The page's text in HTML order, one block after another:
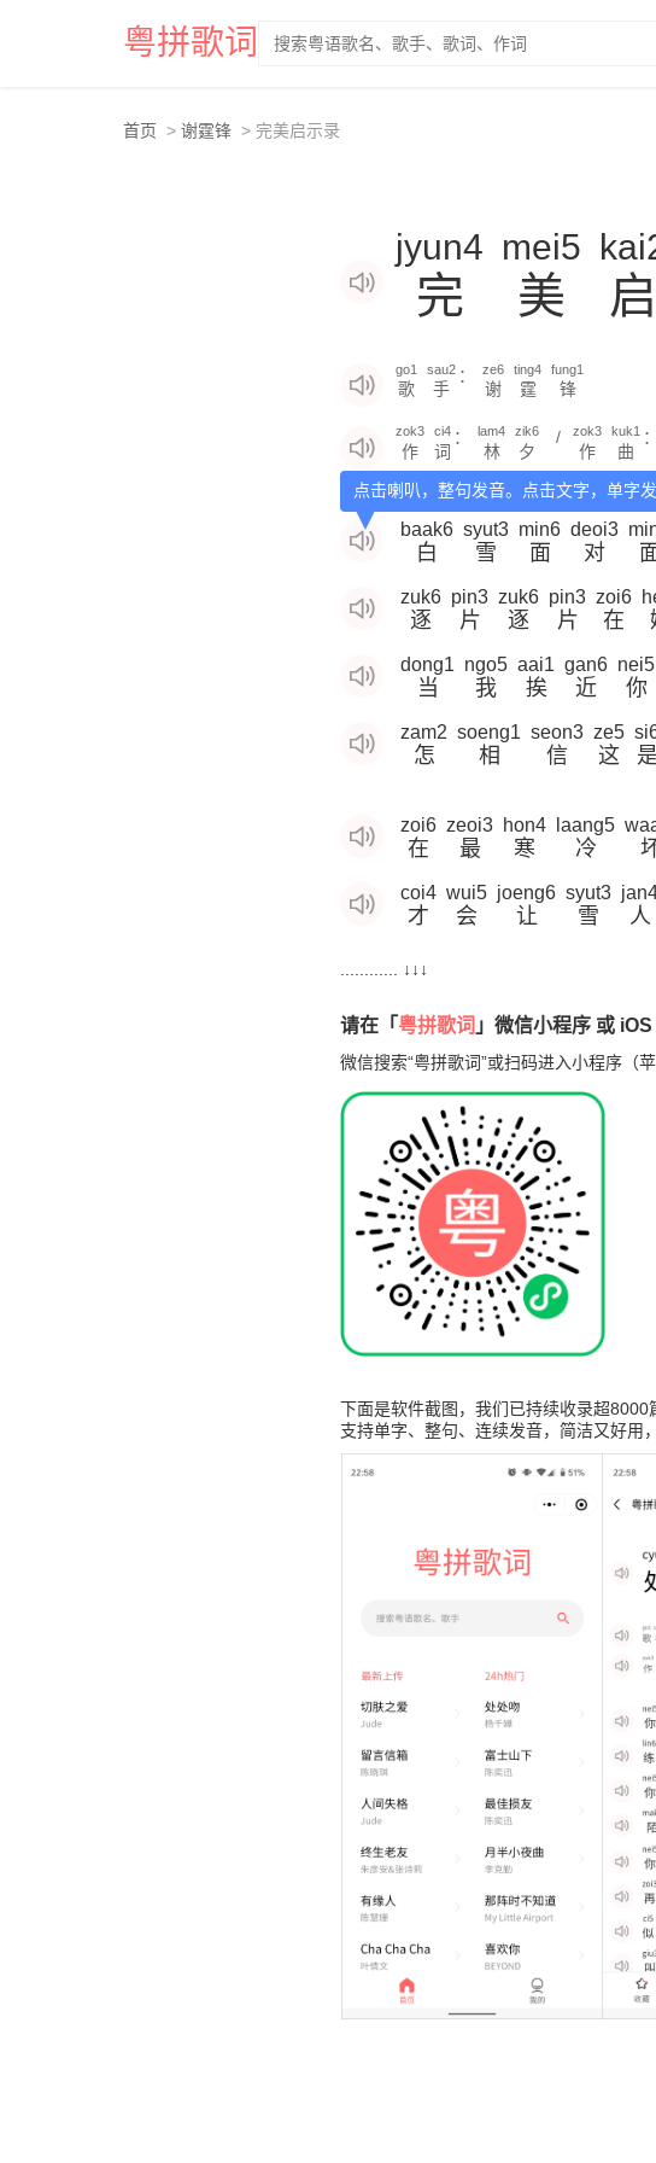
粤拼歌词
首页 谢霆锋 完美启示录
完
jyun4
美
mei5
启
歌
go1
手
sau2 ：
谢
ze6
霆
ting4
锋
fung1
作
zok3
词
ci4 ：
林
lam4
夕
zik6 /
作
zok3
曲
kuk1 ：
点击喇叭，整句发音。点击文字，单字
白
baak6
雪
syut3
面
min6
对
deoi3
逐
zuk6
片
pin3
逐
zuk6
片
pin3
在
zoi6
当
dong1
我
ngo5
挨
aai1
近
gan6
你
nei5
怎
zam2
相
soeng1
信
seon3
这
ze5
是
在
zoi6
最
zeoi3
寒
hon4
冷
laang5
才
coi4
会
wui5
让
joeng6
雪
syut3
人
............ ↓↓↓
请在「 粤拼歌词 」微信小程序 或
微信搜索“粤拼歌词”或扫码进入小程序（
下面是软件截图，我们已持续收录超8000
支持单字、整句、连续发音，简洁又好用